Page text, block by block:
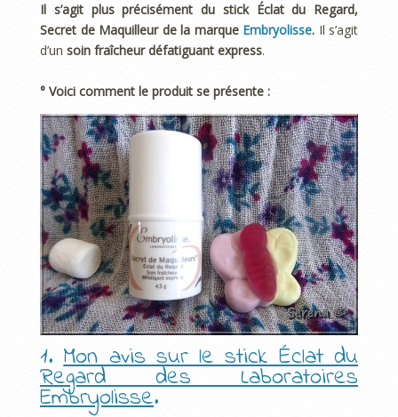
Il s’agit plus précisément du stick Éclat du Regard,
Secret de Maquilleur de la marque Embryolisse. Il s’agit
d’un soin fraîcheur défatiguant express.
° Voici comment le produit se présente :
1.Mon avis sur le stick Éclat du
Regard des Laboratoires
Embryolisse.